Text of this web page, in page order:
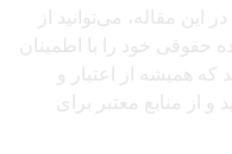
این مقاله، می‌توانید از
حقوقی خود را با اطمینان
که همیشه از اعتبار و
از منابع معتبر برای